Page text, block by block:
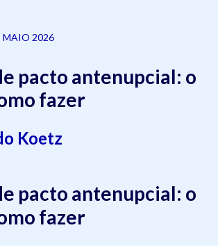
MAIO 2026
pacto antenupcial: o
fazer
Koetz
pacto antenupcial: o
fazer